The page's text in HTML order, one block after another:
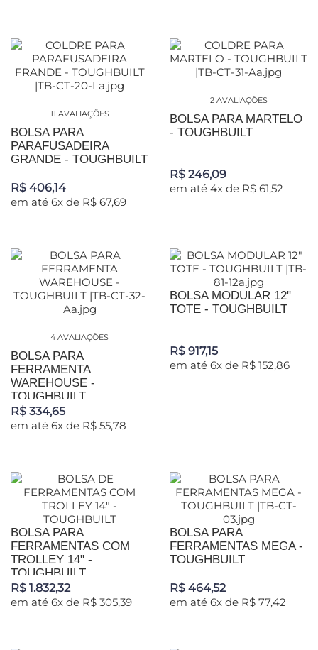
11 AVALIAÇÕES
BOLSA PARA
PARAFUSADEIRA
GRANDE - TOUGHBUILT
R$ 406,14
em até 6x de R$ 67,69
2 AVALIAÇÕES
BOLSA PARA MARTELO
- TOUGHBUILT
R$ 246,09
em até 4x de R$ 61,52
4 AVALIAÇÕES
BOLSA PARA
FERRAMENTA
WAREHOUSE -
TOUGHBUILT
R$ 334,65
em até 6x de R$ 55,78
BOLSA MODULAR 12"
TOTE - TOUGHBUILT
R$ 917,15
em até 6x de R$ 152,86
BOLSA PARA
FERRAMENTAS COM
TROLLEY 14" -
TOUGHBUILT
R$ 1.832,32
em até 6x de R$ 305,39
BOLSA PARA
FERRAMENTAS MEGA -
TOUGHBUILT
R$ 464,52
em até 6x de R$ 77,42